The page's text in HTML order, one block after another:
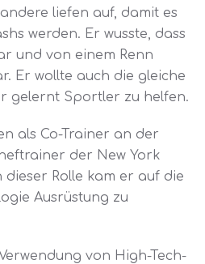
liefen auf, damit es
werden. Er wusste, dass
und von einem Renn
Er wollte auch die gleiche
gelernt Sportler zu helfen.
als Co-Trainer an der
der New York
dieser Rolle kam er auf die
Ausrüstung zu
von High-Tech-